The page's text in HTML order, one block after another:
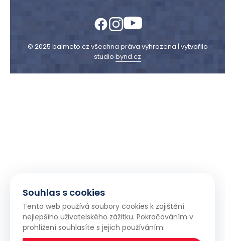
Souhlas s cookies
Tento web používá soubory cookies k zajištění
nejlepšího uživatelského zážitku. Pokračováním v
prohlížení souhlasíte s jejich používáním.
© 2025 balmeto.cz všechna práva vyhrazena | vytvořilo
studio bynd.cz